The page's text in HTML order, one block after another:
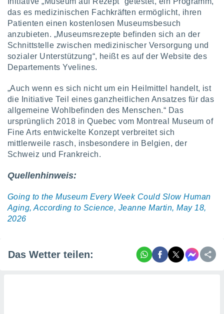
der
zur
Inhalten.
durch
Inhalte,
und der
von
1199
das es medizinischen Fachkräften ermöglicht, ihren
Patienten einen kostenlosen Museumsbesuch
anzubieten. „Museumsrezepte befinden sich an der
Schnittstelle zwischen medizinischer Versorgung und
sozialer Unterstützung“, heißt es auf der Website des
Departements Yvelines.
„Auch wenn es sich nicht um ein Heilmittel handelt, ist
die Initiative Teil eines ganzheitlichen Ansatzes für das
allgemeine Wohlbefinden des Menschen.“ Das
ursprünglich 2018 in Quebec vom Montreal Museum of
Fine Arts entwickelte Konzept verbreitet sich
mittlerweile rasch, insbesondere in Belgien, der
Schweiz und Frankreich.
Quellenhinweis:
Going to the Museum Every Week Could Slow Human
Aging, According to Science, Jeanne Martin, May 18,
2026
Das Wetter teilen: